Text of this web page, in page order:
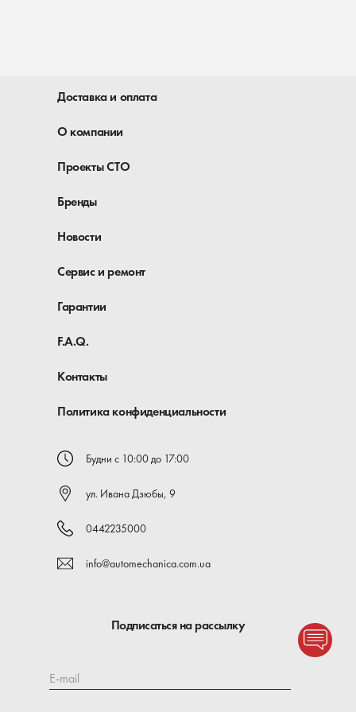
Доставка и оплата
О компании
Проекты СТО
Бренды
Новости
Сервис и ремонт
Гарантии
F.A.Q.
Контакты
Политика конфиденциальности
Будни с 10:00 до 17:00
ул. Ивана Дзюбы, 9
0442235000
info@automechanica.com.ua
Подписаться на рассылку
E-mail